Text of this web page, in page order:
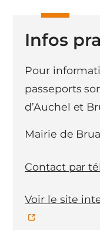
Infos
Pour
passeports
d’Auchel et
Mairie de
Contact par
Voir le site